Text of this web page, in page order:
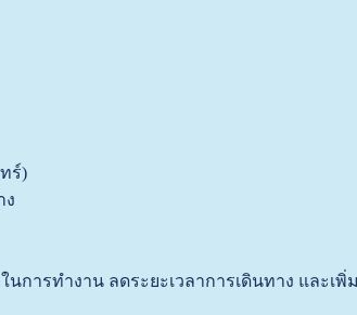
ร์)
ง
การทำงาน ลดระยะเวลาการเดินทาง และเ